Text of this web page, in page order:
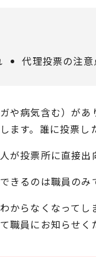
代理投票の注意
や病気含む）が
ます。誰に投票し
が投票所に直接
きるのは職員のみ
からなくなって
職員にお知らせ